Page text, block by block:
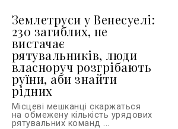
Землетруси у Венесуелі:
230 загиблих, не
вистачає
рятувальників, люди
власноруч розгрібають
руїни, аби знайти
рідних
Місцеві мешканці скаржаться
на обмежену кількість урядових
рятувальних команд ...